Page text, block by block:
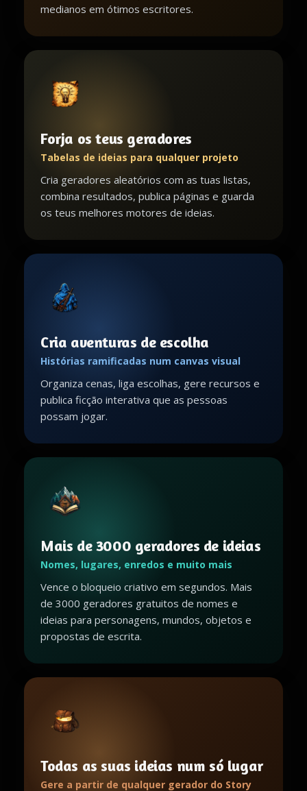
medianos em ótimos escritores.
Forja os teus geradores
Tabelas de ideias para qualquer projeto
Cria geradores aleatórios com as tuas listas,
combina resultados, publica páginas e guarda
os teus melhores motores de ideias.
Cria aventuras de escolha
Histórias ramificadas num canvas visual
Organiza cenas, liga escolhas, gere recursos e
publica ficção interativa que as pessoas
possam jogar.
Mais de 3000 geradores de ideias
Nomes, lugares, enredos e muito mais
Vence o bloqueio criativo em segundos. Mais
de 3000 geradores gratuitos de nomes e
ideias para personagens, mundos, objetos e
propostas de escrita.
Todas as suas ideias num só lugar
Gere a partir de qualquer gerador do Story